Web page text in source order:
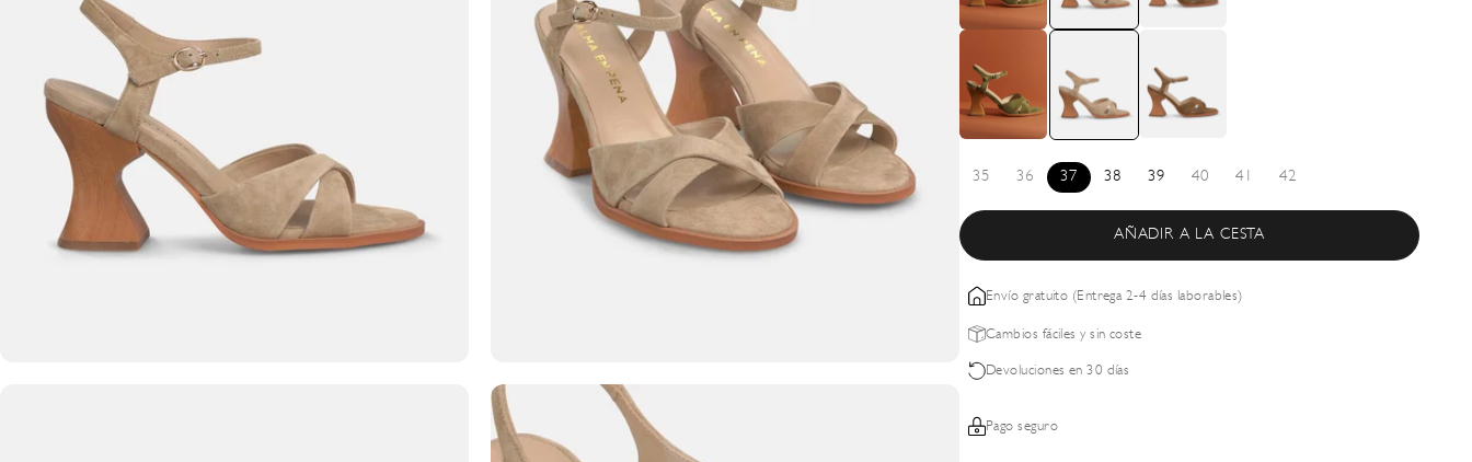
35 36 37 38 39 40 41 42
AÑADIR A LA CESTA
Envío gratuito (Entrega 2-4 días laborables)
Cambios fáciles y sin coste
Devoluciones en 30 días
Pago seguro